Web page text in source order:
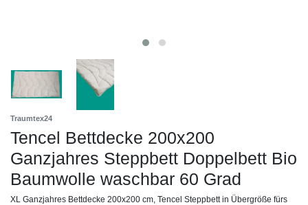
Traumtex24
Tencel Bettdecke 200x200
Ganzjahres Steppbett Doppelbett Bio
Baumwolle waschbar 60 Grad
XL Ganzjahres Bettdecke 200x200 cm, Tencel Steppbett in Übergröße fürs